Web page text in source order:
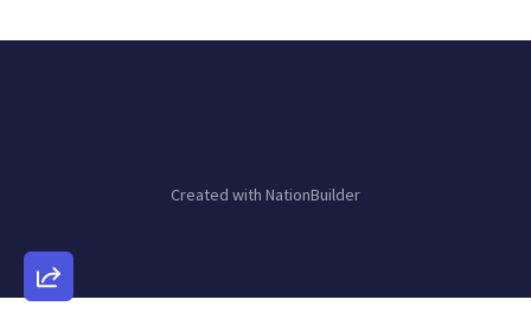
Created with NationBuilder